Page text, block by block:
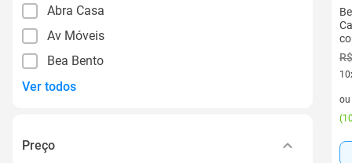
Abra Casa
Av Móveis
Bea Bento
Ver todos
Preço
ou
(